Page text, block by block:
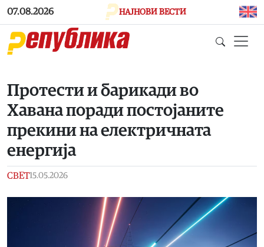
Skip to main content
07.08.2026 НАЈНОВИ ВЕСТИ
Протести и барикади во
Хавана поради постојаните
прекини на електричната
енергија
СВЕТ15.05.2026